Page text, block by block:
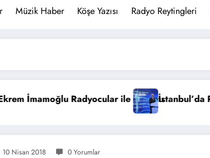
Müzik Haber Köşe Yazısı Radyo Reytingleri
Sona Eriyor! DAB Hizmete Girdi.Dünya Radyo Günü
10 Nisan 2018 0 Yorumlar